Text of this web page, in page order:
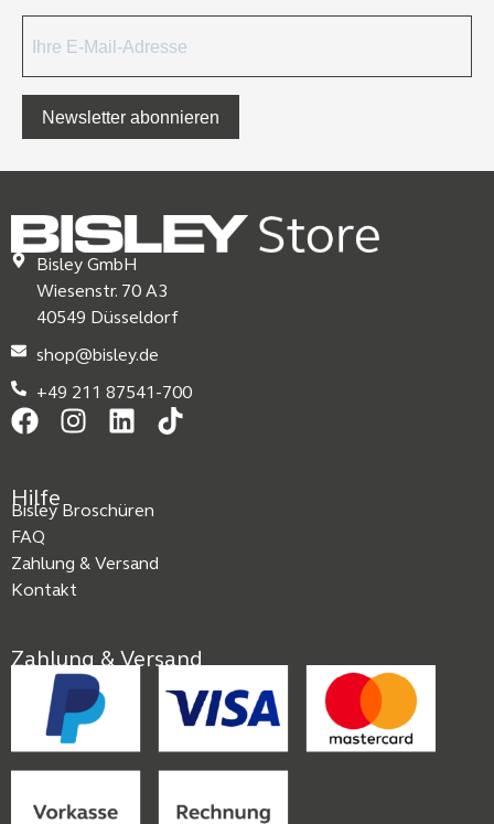
Newsletter abonnieren
Bisley GmbH
Wiesenstr. 70 A3
40549 Düsseldorf
shop@bisley.de
+49 211 87541-700
Hilfe
Bisley Broschüren
FAQ
Zahlung & Versand
Kontakt
Zahlung & Versand